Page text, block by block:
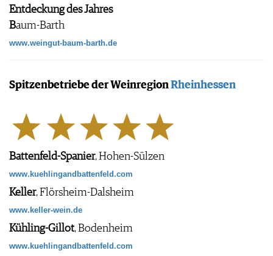
Entdeckung des Jahres
Baum-Barth
www.weingut-baum-barth.de
Spitzenbetriebe der WeinregionRheinhessen
Battenfeld-Spanier, Hohen-Sülzen
www.kuehlingandbattenfeld.com
Keller, Flörsheim-Dalsheim
www.keller-wein.de
Kühling-Gillot, Bodenheim
www.kuehlingandbattenfeld.com